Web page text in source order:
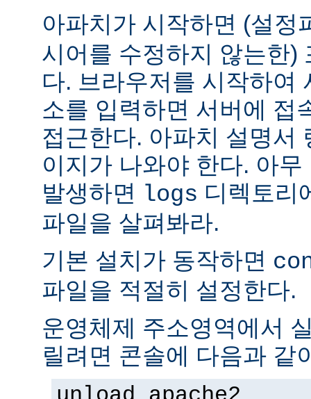
아파치가 시작하면 (설정
시어를 수정하지 않는한)
다. 브라우저를 시작하여
소를 입력하면 서버에 접
접근한다. 아파치 설명서
이지가 나와야 한다. 아
발생하면 logs 디렉토리
파일을 살펴봐라.
기본 설치가 동작하면
파일을 적절히 설정한다.
운영체제 주소영역에서
릴려면 콘솔에 다음과 같